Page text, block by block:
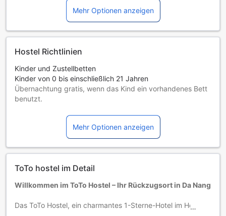
Mehr Optionen anzeigen
Hostel Richtlinien
Kinder und Zustellbetten
Kinder von 0 bis einschließlich 21 Jahren
Übernachtung gratis, wenn das Kind ein vorhandenes Bett
benutzt.
Zimmerkategorie ab. Weitere Informationen entnehmen Sie
bitte der jeweiligen Zimmerbelegung.
Bei Buchung von mehr als 5 Zimmern könnten andere
Buchungsbestimmungen gelten und zusätzliche Gebühren
Mehr Optionen anzeigen
ToTo hostel im Detail
Willkommen im ToTo Hostel – Ihr Rückzugsort in Da Nang
Das ToTo Hostel, ein charmantes 1-Sterne-Hotel im Herzen